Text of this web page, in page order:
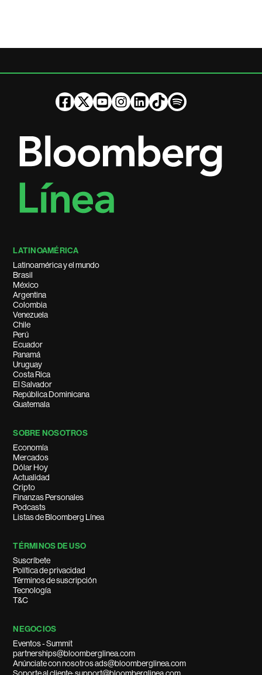
LATINOAMÉRICA
Latinoamérica y el mundo
Brasil
México
Argentina
Colombia
Venezuela
Chile
Perú
Ecuador
Panamá
Uruguay
Costa Rica
El Salvador
República Dominicana
Guatemala
SOBRE NOSOTROS
Economía
Mercados
Dólar Hoy
Actualidad
Cripto
Finanzas Personales
Podcasts
Listas de Bloomberg Línea
TÉRMINOS DE USO
Suscríbete
Política de privacidad
Términos de suscripción
Tecnología
T&C
NEGOCIOS
Eventos - Summit
partnerships@bloomberglinea.com
Anúnciate con nosotros ads@bloomberglinea.com